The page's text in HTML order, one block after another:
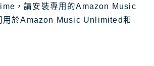
，請安裝專用的Amazon Music
用於Amazon Music Unlimited和